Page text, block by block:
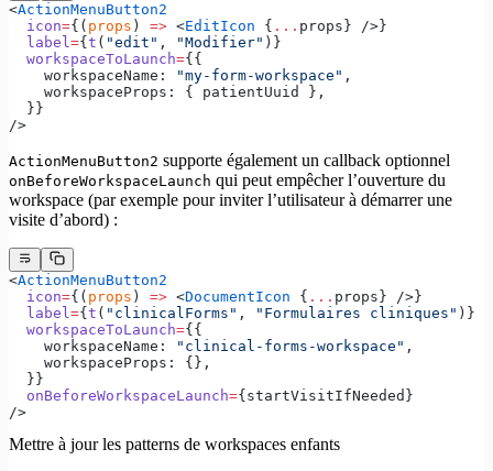
<ActionMenuButton2
  icon
={( props ) => <EditIcon { ... props} />}
  label
={ t ( "edit" , "Modifier" )}
  workspaceToLaunch
={{
    workspaceName:
"my-form-workspace" ,
    workspaceProps: { patientUuid },
  }}
/>
ActionMenuButton2 supporte également un callback optionnel
onBeforeWorkspaceLaunch qui peut empêcher l’ouverture du
workspace (par exemple pour inviter l’utilisateur à démarrer une
visite d’abord) :
<ActionMenuButton2
  icon
={( props ) => <DocumentIcon { ... props} />}
  label
={ t ( "clinicalForms" , "Formulaires cliniques" )}
  workspaceToLaunch
={{
    workspaceName:
"clinical-forms-workspace" ,
    workspaceProps: {},
  }}
  onBeforeWorkspaceLaunch
={startVisitIfNeeded}
/>
Mettre à jour les patterns de workspaces enfants